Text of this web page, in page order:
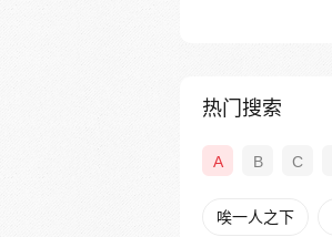
热门搜索
A B C
唉一人之下